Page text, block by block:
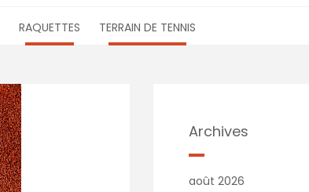
RAQUETTES TERRAIN DE TENNIS
Archives
août 2026